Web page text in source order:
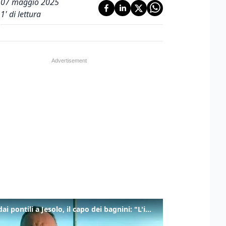
1' di lettura
Tuffi dai pontili a Jesolo, il capo dei bagnini: "L'impegno di tutti per evitare altre tragedie"